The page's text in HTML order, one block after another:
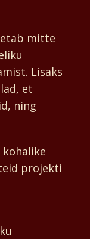
mitte
Lisaks
et
ning
kohalike
projekti